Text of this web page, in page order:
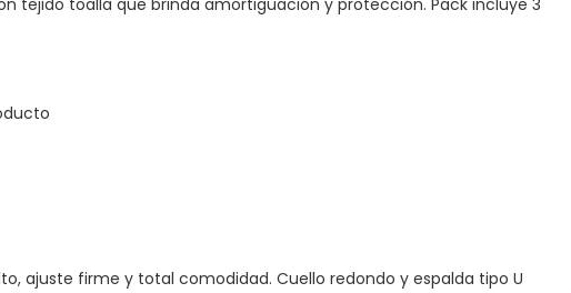
tejido toalla que brinda amortiguación y protección. Pack incluye 3
ajuste firme y total comodidad. Cuello redondo y espalda tipo U